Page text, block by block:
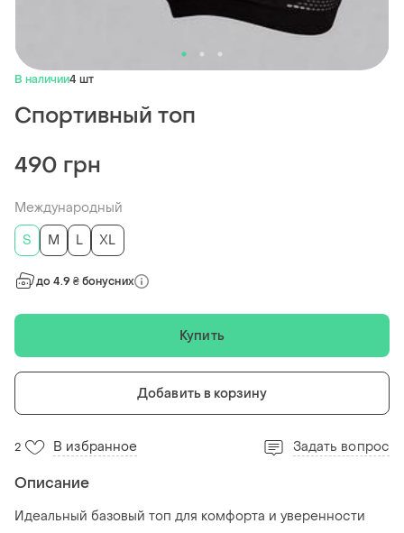
В наличии4 шт
Спортивный топ
490 грн
Международный
S
M L XL
до 4.9 ₴ бонусних
Купить
Добавить в корзину
2 В избранное Задать вопрос
Описание
Идеальный базовый топ для комфорта и уверенности